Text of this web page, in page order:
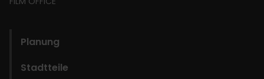
Planung
Stadtteile